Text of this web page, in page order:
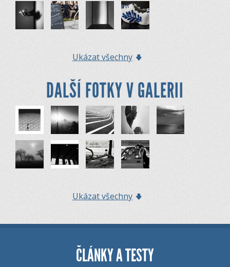
Ukázat všechny
DALŠÍ FOTKY V GALERII
Ukázat všechny
ČLÁNKY A TESTY